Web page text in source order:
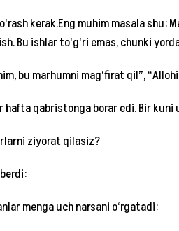
kerak.Eng muhim masala shu:
Bu ishlar to‘g‘ri emas, chunki
bu marhumni mag‘firat qil”,
hafta qabristonga borar edi. Bir kuni
ziyorat qilasiz?
menga uch narsani o‘rgatadi: